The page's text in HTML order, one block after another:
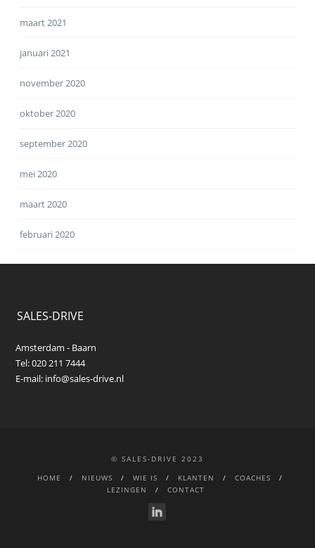
maart 2021
januari 2021
november 2020
oktober 2020
september 2020
mei 2020
maart 2020
februari 2020
SALES-DRIVE
Amsterdam - Baarn
Tel: 020 211 7444
E-mail: info@sales-drive.nl
© SALES-DRIVE 2023
HOME
NIEUWS WIE IS KLANTEN
COACHES
LEZINGEN
CONTACT